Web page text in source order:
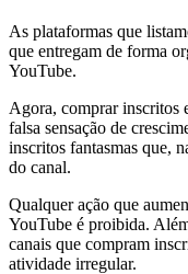
As plataformas que
que entregam de forma
YouTube.
Agora, comprar inscritos
falsa sensação de
inscritos fantasmas que,
do canal.
Qualquer ação que
YouTube é proibida.
canais que compram
atividade irregular.